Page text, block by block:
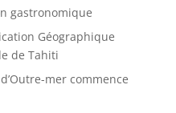
gastronomique
Géographique
de Tahiti
mer commence